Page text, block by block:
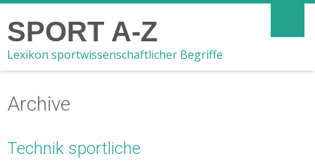
SPORT A-Z
Lexikon sportwissenschaftlicher Begriffe
Archive
Technik sportliche